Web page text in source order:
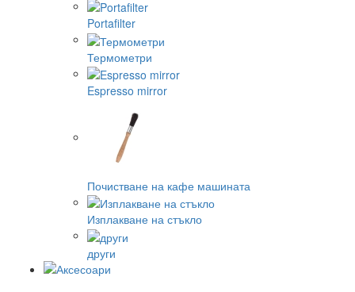
Portafilter
Термометри
Espresso mirror
Почистване на кафе машината
Изплакване на стъкло
други